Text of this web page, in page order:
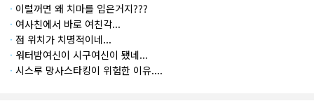
· 이럴꺼면 왜 치마를 입은거지???
· 여사친에서 바로 여친각...
· 점 위치가 치명적이네...
· 워터밤여신이 시구여신이 됐네...
· 시스루 망사스타킹이 위험한 이유....